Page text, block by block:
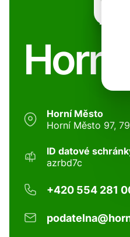
Horní Město
Horní Město 97,
ID datové
azrbd7c
+420 554 281